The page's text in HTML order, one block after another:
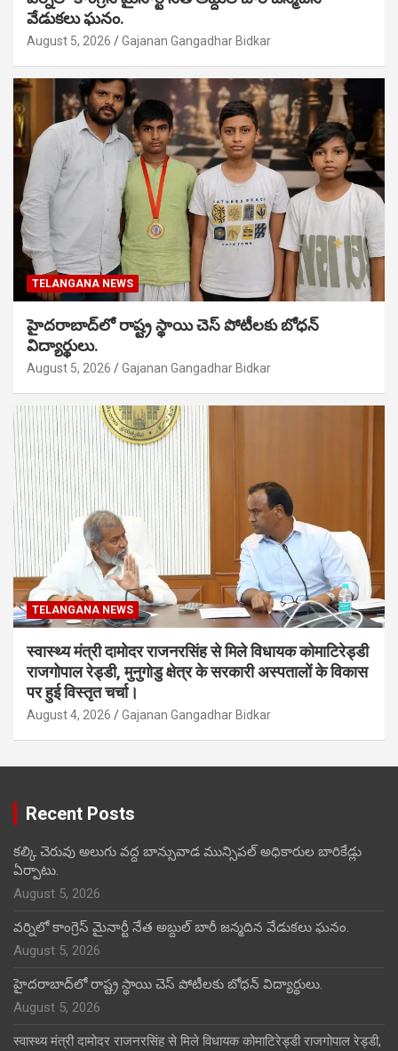
వేడుకలు ఘనం.
August 5, 2026 Gajanan Gangadhar Bidkar
TELANGANA NEWS
హైదరాబాద్‌లో రాష్ట్ర స్థాయి చెస్ పోటీలకు బోధన్
విద్యార్థులు.
August 5, 2026 Gajanan Gangadhar Bidkar
TELANGANA NEWS
स्वास्थ्य मंत्री दामोदर राजनरसिंह से मिले विधायक कोमाटिरेड्डी
राजगोपाल रेड्डी, मुनुगोडु क्षेत्र के सरकारी अस्पतालों के विकास
पर हुई विस्तृत चर्चा।
August 4, 2026 Gajanan Gangadhar Bidkar
Recent Posts
కల్కి చెరువు అలుగు వద్ద బాన్సువాడ మున్సిపల్ అధికారుల బారికేడ్లు
ఏర్పాటు.
August 5, 2026
వర్నిలో కాంగ్రెస్ మైనార్టీ నేత అబ్దుల్ బారీ జన్మదిన వేడుకలు ఘనం.
August 5, 2026
హైదరాబాద్‌లో రాష్ట్ర స్థాయి చెస్ పోటీలకు బోధన్ విద్యార్థులు.
August 5, 2026
स्वास्थ्य मंत्री दामोदर राजनरसिंह से मिले विधायक कोमाटिरेड्डी राजगोपाल रेड्डी,